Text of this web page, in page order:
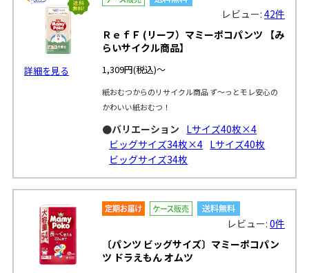
詳細を見る
レビュー:42件
ＲｅｆＦ (リーフ）マミーポコパンツ 【み
らいサイクル商品】
1,309円(税込)～
紙おむつからのリサイクル商品 ず～っとモレ安心の
かわいい紙おむつ！
●バリエーション Lサイズ40枚×4
ビッグサイズ34枚×4 Lサイズ40枚
ビッグサイズ34枚
レビュー:0件
〔パンツ ビッグサイズ〕マミーポコパン
ツ ドラえもん オムツ